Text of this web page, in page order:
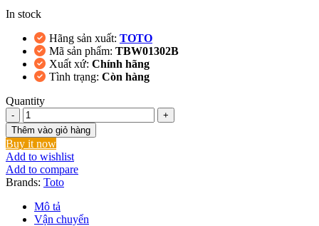
In stock
Hãng sản xuất: TOTO
Mã sản phẩm: TBW01302B
Xuất xứ: Chính hãng
Tình trạng: Còn hàng
Quantity
Vòi
Sen
Cây
TOTO
TBW01302B
Nóng
Lạnh
số
lượng
Thêm vào giỏ hàng
Buy it now
Add to wishlist
Add to compare
Brands: Toto
Mô tả
Vận chuyển